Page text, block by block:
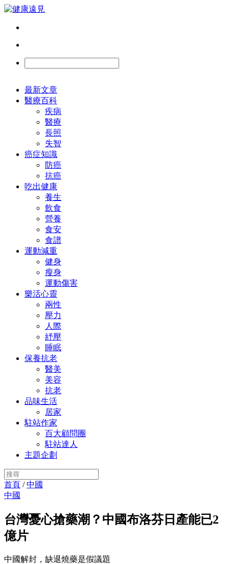
最新文章
醫療百科
疾病
醫療
長照
失智
癌症知識
防癌
抗癌
吃出健康
養生
飲食
營養
食安
食譜
運動減重
健身
瘦身
運動傷害
樂活心靈
兩性
壓力
人際
紓壓
睡眠
保養抗老
醫美
美容
抗老
品味生活
居家
駐站作家
百大顧問團
駐站達人
主題企劃
首頁 /中國
中國
台灣憂心搶藥潮？中國布洛芬日產能已2
億片
中國解封，缺退燒藥是假議題